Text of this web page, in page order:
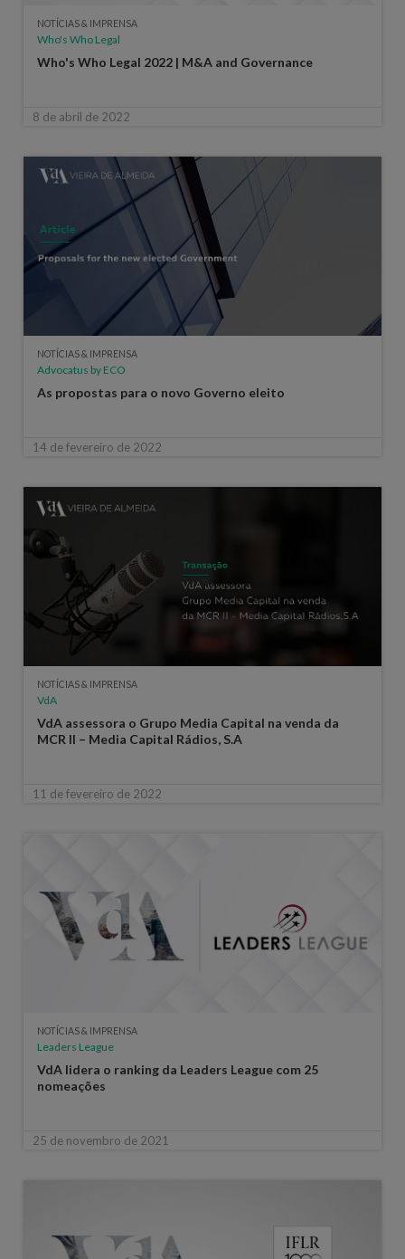
NOTÍCIAS & IMPRENSA
Who's Who Legal
Who's Who Legal 2022 | M&A and Governance
8 de abril de 2022
NOTÍCIAS & IMPRENSA
Advocatus by ECO
As propostas para o novo Governo eleito
14 de fevereiro de 2022
NOTÍCIAS & IMPRENSA
VdA
VdA assessora o Grupo Media Capital na venda da
MCR II – Media Capital Rádios, S.A
11 de fevereiro de 2022
NOTÍCIAS & IMPRENSA
Leaders League
VdA lidera o ranking da Leaders League com 25
nomeações
25 de novembro de 2021